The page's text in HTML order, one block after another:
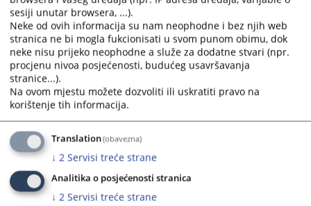
Sudski stručni savjetnici Posebnog odjela
Službenici i namještenici Posebnog odjela
sesiji unutar browsera, ...).
Neke od ovih informacija su nam neophodne i bez njih web
stranica ne bi mogla fukcionisati u svom punom obimu, dok
neke nisu prijeko neophodne a služe za dodatne stvari (npr.
procjenu nivoa posjećenosti, budućeg usavršavanja
stranice...).
Na ovom mjestu možete dozvoliti ili uskratiti pravo na
korištenje tih informacija.
Translation(obavezna)
↓ 2 Servisi treće strane
Analitika o posjećenosti stranica
↓ 2 Servisi treće strane